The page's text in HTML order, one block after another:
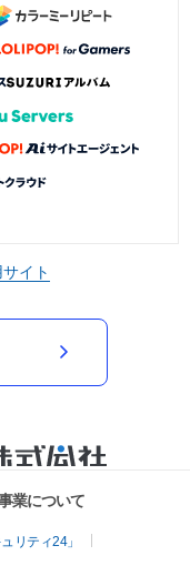
イト
業について
リティ24」